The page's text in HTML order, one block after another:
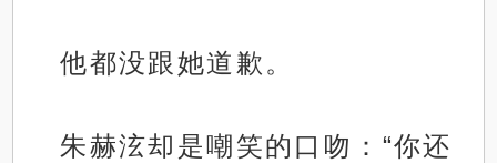
他都没跟她道歉。
朱赫泫却是嘲笑的口吻：“你还